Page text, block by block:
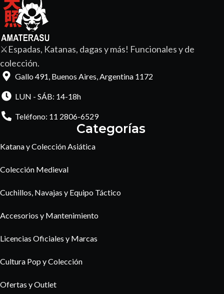
⚔️Espadas, Katanas, dagas y más! Funcionales y de
colección.
Gallo 491, Buenos Aires, Argentina 1172
LUN - SÁB: 14-18h
Teléfono: 11 2806-6529
Categorías
Katana y Colección Asiática
Colección Medieval
Cuchillos, Navajas y Equipo Táctico
Accesorios y Mantenimiento
Licencias Oficiales y Marcas
Cultura Pop y Colección
Ofertas y Outlet